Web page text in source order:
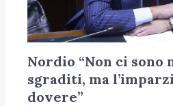
Nordio “Non ci sono
sgraditi, ma
dovere”